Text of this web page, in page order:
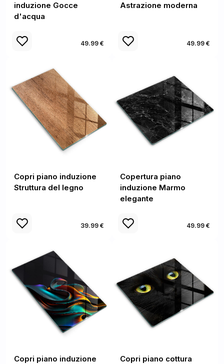
induzione Gocce
d'acqua
49.99 €
Astrazione moderna
49.99 €
Copri piano induzione
Struttura del legno
39.99 €
Copertura piano
induzione Marmo
elegante
49.99 €
Copri piano induzione
Copri piano cottura